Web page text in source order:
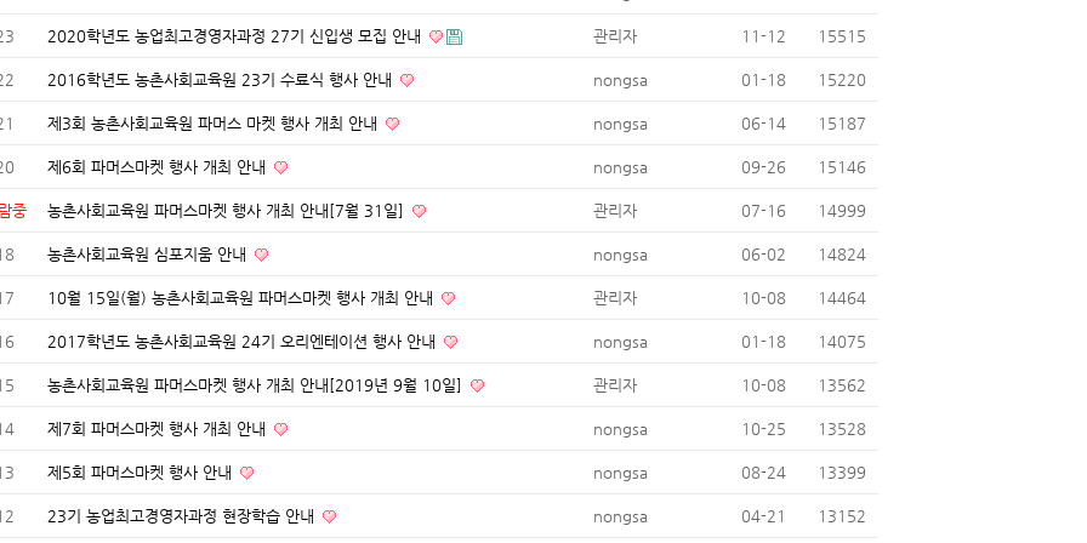
2020학년도 농업최고경영자과정 27기 신입생 모집 안내 관리자 11-12 15515
2016학년도 농촌사회교육원 23기 수료식 행사 안내 nongsa 01-18 15220
제3회 농촌사회교육원 파머스 마켓 행사 개최 안내 nongsa 06-14 15187
제6회 파머스마켓 행사 개최 안내 nongsa 09-26 15146
중 농촌사회교육원 파머스마켓 행사 개최 안내[7월 31일] 관리자 07-16 14999
농촌사회교육원 심포지움 안내 nongsa 06-02 14824
10월 15일(월) 농촌사회교육원 파머스마켓 행사 개최 안내 관리자 10-08 14464
2017학년도 농촌사회교육원 24기 오리엔테이션 행사 안내 nongsa 01-18 14075
농촌사회교육원 파머스마켓 행사 개최 안내[2019년 9월 10일] 관리자 10-08 13562
제7회 파머스마켓 행사 개최 안내 nongsa 10-25 13528
제5회 파머스마켓 행사 안내 nongsa 08-24 13399
23기 농업최고경영자과정 현장학습 안내 nongsa 04-21 13152